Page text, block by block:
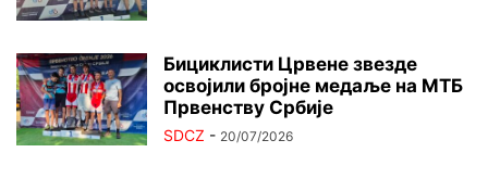
Бициклисти Црвене звезде
освојили бројне медаље на МТБ
Првенству Србије
SDCZ - 20/07/2026